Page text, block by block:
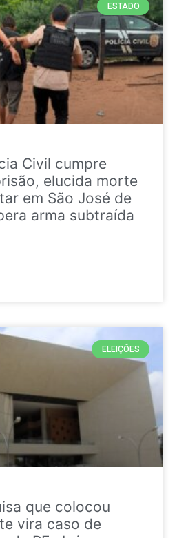
ESTADO
Civil cumpre
elucida morte
em São José de
arma subtraída
ELEIÇÕES
que colocou
vira caso de